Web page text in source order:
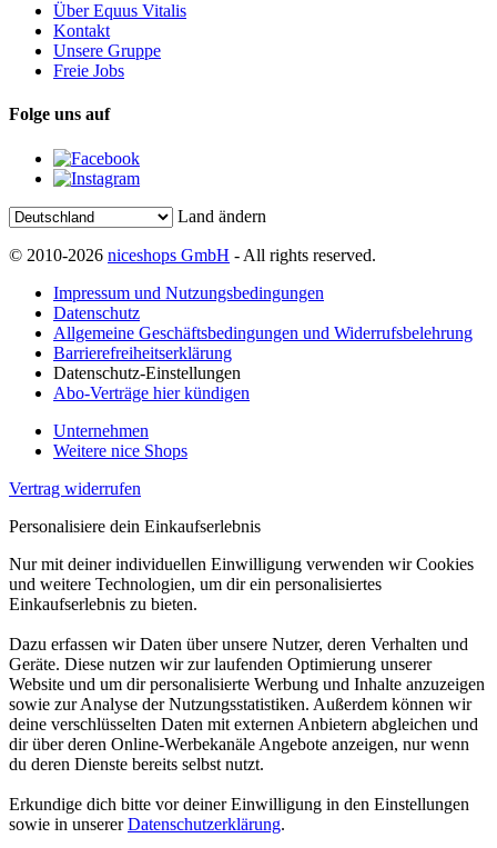
Über Equus Vitalis
Kontakt
Unsere Gruppe
Freie Jobs
Folge uns auf
Land ändern
© 2010-2026 niceshops GmbH - All rights reserved.
Impressum und Nutzungsbedingungen
Datenschutz
Allgemeine Geschäftsbedingungen und Widerrufsbelehrung
Barrierefreiheitserklärung
Datenschutz-Einstellungen
Abo-Verträge hier kündigen
Unternehmen
Weitere nice Shops
Vertrag widerrufen
Personalisiere dein Einkaufserlebnis
Nur mit deiner individuellen Einwilligung verwenden wir Cookies
und weitere Technologien, um dir ein personalisiertes
Einkaufserlebnis zu bieten.
Dazu erfassen wir Daten über unsere Nutzer, deren Verhalten und
Geräte. Diese nutzen wir zur laufenden Optimierung unserer
Website und um dir personalisierte Werbung und Inhalte anzuzeigen
sowie zur Analyse der Nutzungsstatistiken. Außerdem können wir
deine verschlüsselten Daten mit externen Anbietern abgleichen und
dir über deren Online-Werbekanäle Angebote anzeigen, nur wenn
du deren Dienste bereits selbst nutzt.
Erkundige dich bitte vor deiner Einwilligung in den Einstellungen
sowie in unsererDatenschutzerklärung.